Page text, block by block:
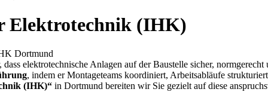
Elektrotechnik (IHK)
elektrotechnische Anlagen auf der Baustelle sicher,
, indem er Montageteams koordiniert, Arbeitsabläufe
(IHK)“ in Dortmund bereiten wir Sie gezielt auf diese